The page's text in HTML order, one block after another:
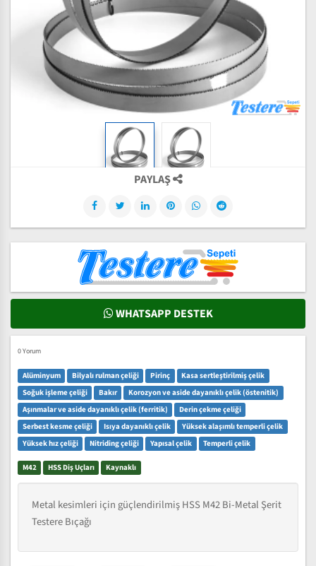
PAYLAŞ
WHATSAPP DESTEK
0 Yorum
Alüminyum Bilyalı rulman çeliği Pirinç
Kasa sertleştirilmiş çelik
Soğuk işleme çeliği
Bakır
Korozyon ve aside dayanıklı çelik (östenitik)
Aşınmalar ve aside dayanıklı çelik (ferritik)
Derin çekme çeliği
Serbest kesme çeliği
Isıya dayanıklı çelik
Yüksek alaşımlı temperli çelik
Yüksek hız çeliği
Nitriding çeliği Yapısal çelik Temperli çelik
M42 HSS Diş Uçları Kaynaklı
Metal kesimleri için güçlendirilmiş HSS M42 Bi-Metal Şerit
Testere Bıçağı